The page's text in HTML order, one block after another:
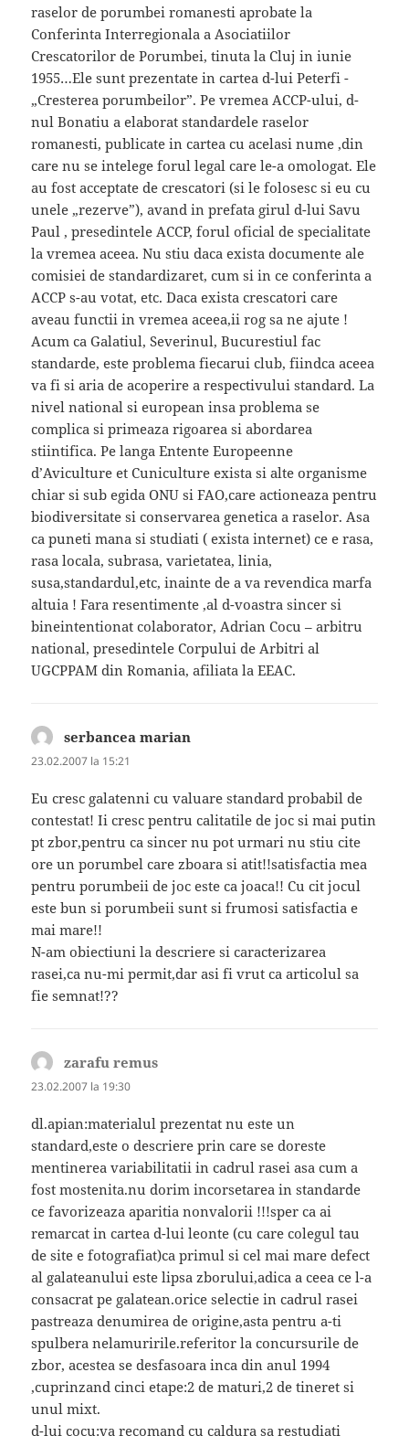
raselor de porumbei romanesti aprobate la
Conferinta Interregionala a Asociatiilor
Crescatorilor de Porumbei, tinuta la Cluj in iunie
1955…Ele sunt prezentate in cartea d-lui Peterfi -
„Cresterea porumbeilor”. Pe vremea ACCP-ului, d-
nul Bonatiu a elaborat standardele raselor
romanesti, publicate in cartea cu acelasi nume ,din
care nu se intelege forul legal care le-a omologat. Ele
au fost acceptate de crescatori (si le folosesc si eu cu
unele „rezerve”), avand in prefata girul d-lui Savu
Paul , presedintele ACCP, forul oficial de specialitate
la vremea aceea. Nu stiu daca exista documente ale
comisiei de standardizaret, cum si in ce conferinta a
ACCP s-au votat, etc. Daca exista crescatori care
aveau functii in vremea aceea,ii rog sa ne ajute !
Acum ca Galatiul, Severinul, Bucurestiul fac
standarde, este problema fiecarui club, fiindca aceea
va fi si aria de acoperire a respectivului standard. La
nivel national si european insa problema se
complica si primeaza rigoarea si abordarea
stiintifica. Pe langa Entente Europeenne
d’Aviculture et Cuniculture exista si alte organisme
chiar si sub egida ONU si FAO,care actioneaza pentru
biodiversitate si conservarea genetica a raselor. Asa
ca puneti mana si studiati ( exista internet) ce e rasa,
rasa locala, subrasa, varietatea, linia,
susa,standardul,etc, inainte de a va revendica marfa
altuia ! Fara resentimente ,al d-voastra sincer si
bineintentionat colaborator, Adrian Cocu – arbitru
national, presedintele Corpului de Arbitri al
UGCPPAM din Romania, afiliata la EEAC.
serbancea marian
23.02.2007 la 15:21
Eu cresc galatenni cu valuare standard probabil de
contestat! Ii cresc pentru calitatile de joc si mai putin
pt zbor,pentru ca sincer nu pot urmari nu stiu cite
ore un porumbel care zboara si atit!!satisfactia mea
pentru porumbeii de joc este ca joaca!! Cu cit jocul
este bun si porumbeii sunt si frumosi satisfactia e
mai mare!!
N-am obiectiuni la descriere si caracterizarea
rasei,ca nu-mi permit,dar asi fi vrut ca articolul sa
fie semnat!??
zarafu remus
23.02.2007 la 19:30
dl.apian:materialul prezentat nu este un
standard,este o descriere prin care se doreste
mentinerea variabilitatii in cadrul rasei asa cum a
fost mostenita.nu dorim incorsetarea in standarde
ce favorizeaza aparitia nonvalorii !!!sper ca ai
remarcat in cartea d-lui leonte (cu care colegul tau
de site e fotografiat)ca primul si cel mai mare defect
al galateanului este lipsa zborului,adica a ceea ce l-a
consacrat pe galatean.orice selectie in cadrul rasei
pastreaza denumirea de origine,asta pentru a-ti
spulbera nelamuririle.referitor la concursurile de
zbor, acestea se desfasoara inca din anul 1994
,cuprinzand cinci etape:2 de maturi,2 de tineret si
unul mixt.
d-lui cocu:va recomand cu caldura sa restudiati